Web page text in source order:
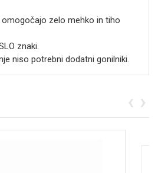
zelo mehko in tiho
znaki.
niso potrebni dodatni gonilniki.
‹ ›